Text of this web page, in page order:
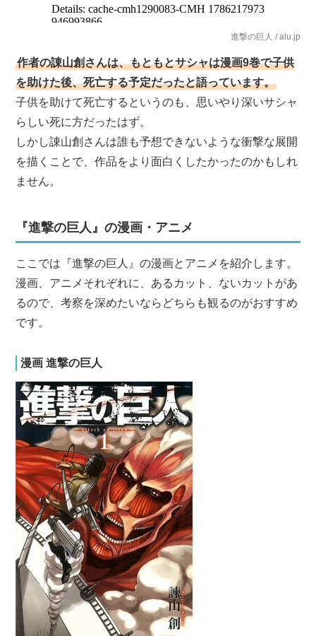
進撃の巨人 / alu.jp
作者の諌山創さんは、もともとサシャは漫画9巻で子供
を助けた後、死亡する予定だったと語っています。
子供を助けて死亡するというのも、思いやり深いサシャ
らしい死に方だったはず。
しかし諌山創さんは誰も予想できないような衝撃な展開
を描くことで、作品をより面白くしたかったのかもしれ
ません。
『進撃の巨人』の漫画・アニメ
ここでは『進撃の巨人』の漫画とアニメを紹介します。
漫画、アニメそれぞれに、あるカット、ないカットがあ
るので、考察を深めたいならどちらも観るのがおすすめ
です。
漫画 進撃の巨人